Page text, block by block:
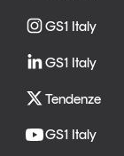
GS1 Italy
GS1 Italy
Tendenze
GS1 Italy